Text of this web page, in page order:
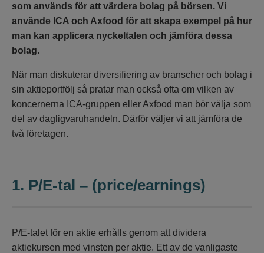
som används för att värdera bolag på börsen. Vi
använde ICA och Axfood för att skapa exempel på hur
man kan applicera nyckeltalen och jämföra dessa
bolag.
När man diskuterar diversifiering av branscher och bolag i
sin aktieportfölj så pratar man också ofta om vilken av
koncernerna ICA-gruppen eller Axfood man bör välja som
del av dagligvaruhandeln. Därför väljer vi att jämföra de
två företagen.
1. P/E-tal – (price/earnings)
P/E-talet för en aktie erhålls genom att dividera
aktiekursen med vinsten per aktie. Ett av de vanligaste